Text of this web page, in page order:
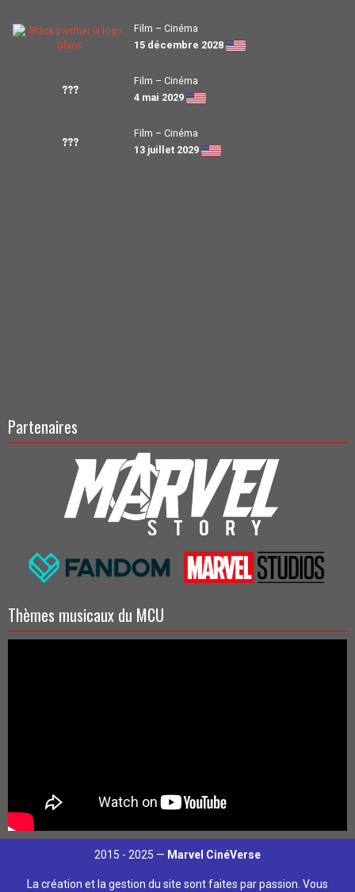
Film – Cinéma
15 décembre 2028
???
Film – Cinéma
4 mai 2029
???
Film – Cinéma
13 juillet 2029
Partenaires
Thèmes musicaux du MCU
2015 - 2025 — Marvel CinéVerse
La création et la gestion du site sont faites par passion. Vous